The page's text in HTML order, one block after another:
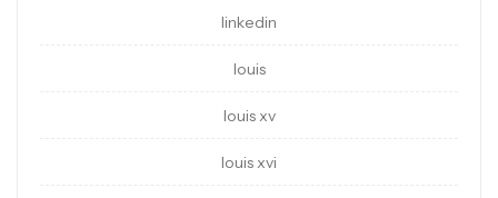
linkedin
louis
louis xv
louis xvi